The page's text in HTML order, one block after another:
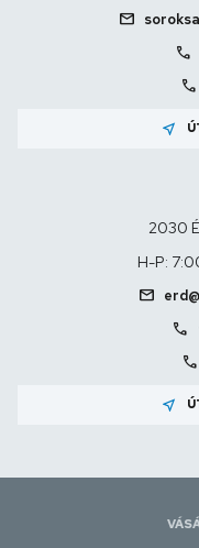
mail
call
call
near_me
2030
H-P:
mail
call
call
near_me